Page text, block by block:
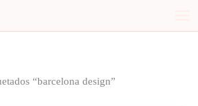
“barcelona design”